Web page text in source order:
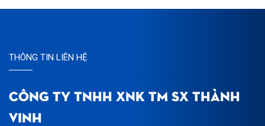
THÔNG TIN LIÊN HỆ
CÔNG TY TNHH XNK TM SX THÀNH
VINH